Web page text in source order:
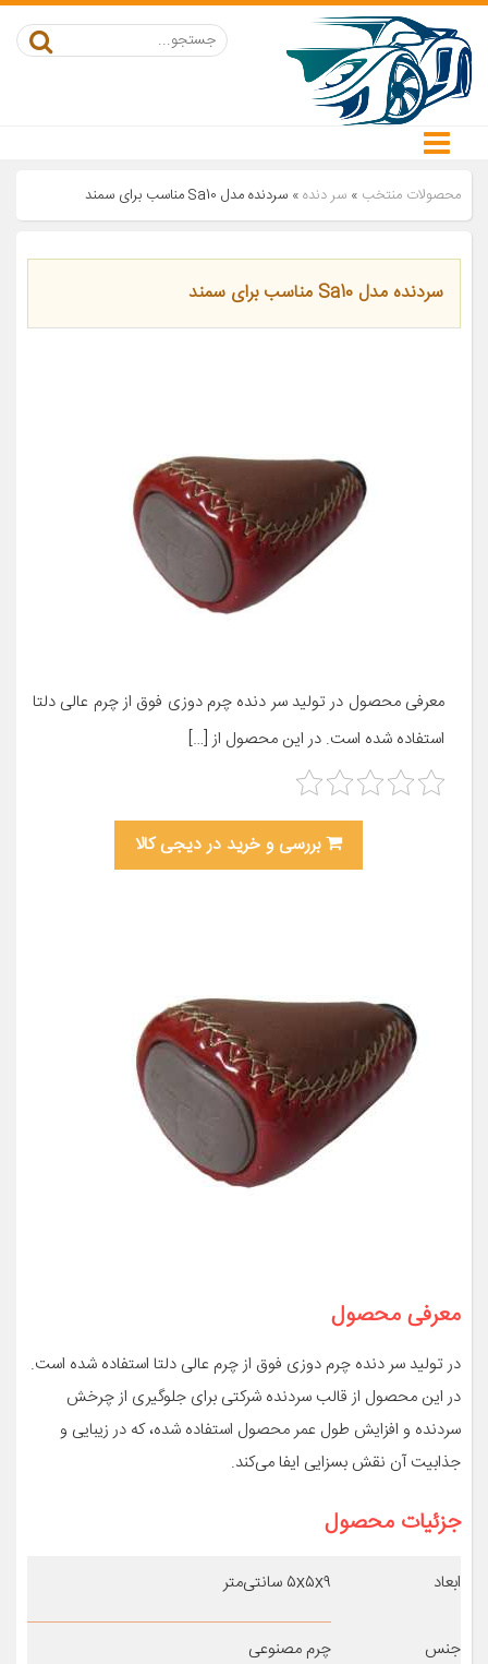
محصولات منتخب » سر دنده» سردنده مدل Sa10 مناسب برای سمند
سردنده مدل Sa10 مناسب برای سمند
معرفی محصول در تولید سر دنده چرم دوزی فوق از چرم عالی دلتا
استفاده شده است. در این محصول از […]
بررسی و خرید در دیجی کالا
معرفی محصول
در تولید سر دنده چرم دوزی فوق از چرم عالی دلتا استفاده شده است.
در این محصول از قالب سردنده شرکتی برای جلوگیری از چرخش
سردنده و افزایش طول عمر محصول استفاده شده، که در زیبایی و
جذابیت آن نقش بسزایی ایفا می‌کند.
جزئیات محصول
ابعاد ۵x۵x۹ سانتی‌متر
جنس چرم مصنوعی